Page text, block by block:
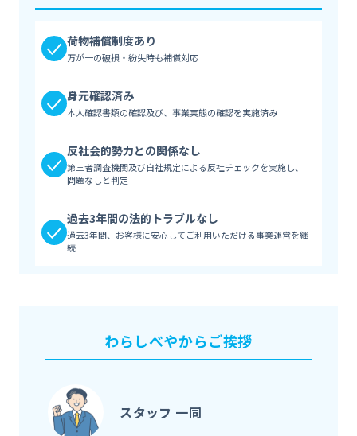
荷物補償制度あり
万が一の破損・紛失時も補償対応
身元確認済み
本人確認書類の確認及び、事業実態の確認を実施済み
反社会的勢力との関係なし
第三者調査機関及び自社規定による反社チェックを実施し、
問題なしと判定
過去3年間の法的トラブルなし
過去3年間、お客様に安心してご利用いただける事業運営を継
続
わらしべやからご挨拶
スタッフ 一同